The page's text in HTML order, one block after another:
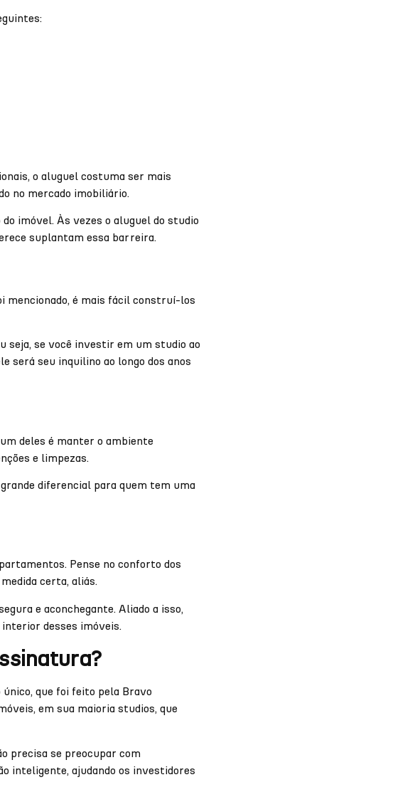
o aluguel costuma ser mais
no mercado imobiliário.
imóvel. Às vezes o aluguel do studio
suplantam essa barreira.
mencionado, é mais fácil construí-los
seja, se você investir em um studio ao
será seu inquilino ao longo dos anos
deles é manter o ambiente
e limpezas.
diferencial para quem tem uma
Pense no conforto dos
certa, aliás.
e aconchegante. Aliado a isso,
desses imóveis.
que foi feito pela Bravo
em sua maioria studios, que
precisa se preocupar com
inteligente, ajudando os investidores